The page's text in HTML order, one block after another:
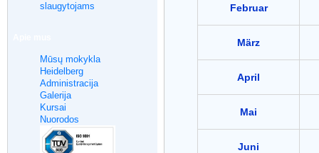
slaugytojams
Mūsų mokykla
Heidelberg
Administracija
Galerija
Kursai
Nuorodos
Februar
März
April
Mai
Juni